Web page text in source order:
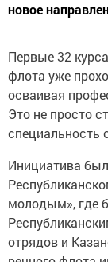
новое
Первые 32
флота уже
осваивая
Это не просто
специальность
Инициатива
молодым», где
отрядов и